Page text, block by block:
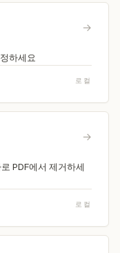
→
하세요
로컬
→
PDF에서 제거하세
로컬